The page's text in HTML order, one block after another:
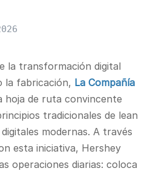
la transformación digital
la fabricación, La Compañía
de ruta convincente
tradicionales de lean
modernas. A través
esta iniciativa, Hershey
operaciones diarias: coloca